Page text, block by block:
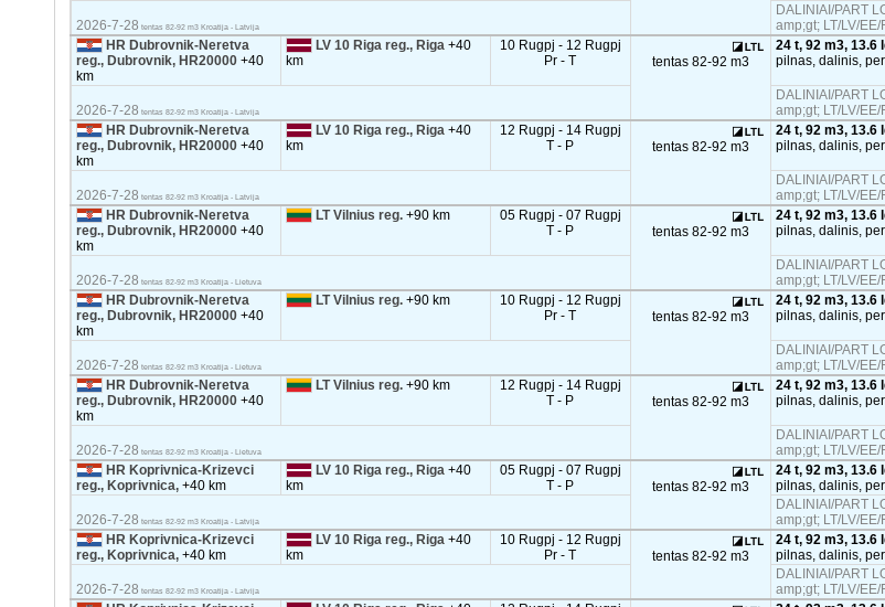
2026-7-28 tentas 82-92 m3 Kroatija - Latvija
DALINIAI/PART
amp;gt; LT/LV/EE/
HR Dubrovnik-Neretva
reg., Dubrovnik, HR20000 +40
km
LV 10 Riga reg., Riga +40
km
10 Rugpj - 12 Rugpj
Pr - T
tentas 82-92 m3
24 t, 92 m3, 13.6
pilnas, dalinis,
2026-7-28 tentas 82-92 m3 Kroatija - Latvija
DALINIAI/PART
amp;gt; LT/LV/EE/
HR Dubrovnik-Neretva
reg., Dubrovnik, HR20000 +40
km
LV 10 Riga reg., Riga +40
km
12 Rugpj - 14 Rugpj
T - P
tentas 82-92 m3
24 t, 92 m3, 13.6
pilnas, dalinis,
2026-7-28 tentas 82-92 m3 Kroatija - Latvija
DALINIAI/PART
amp;gt; LT/LV/EE/
HR Dubrovnik-Neretva
reg., Dubrovnik, HR20000 +40
km
LT Vilnius reg. +90 km
05 Rugpj - 07 Rugpj
T - P
tentas 82-92 m3
24 t, 92 m3, 13.6
pilnas, dalinis,
2026-7-28 tentas 82-92 m3 Kroatija - Lietuva
DALINIAI/PART
amp;gt; LT/LV/EE/
HR Dubrovnik-Neretva
reg., Dubrovnik, HR20000 +40
km
LT Vilnius reg. +90 km
10 Rugpj - 12 Rugpj
Pr - T
tentas 82-92 m3
24 t, 92 m3, 13.6
pilnas, dalinis,
2026-7-28 tentas 82-92 m3 Kroatija - Lietuva
DALINIAI/PART
amp;gt; LT/LV/EE/
HR Dubrovnik-Neretva
reg., Dubrovnik, HR20000 +40
km
LT Vilnius reg. +90 km
12 Rugpj - 14 Rugpj
T - P
tentas 82-92 m3
24 t, 92 m3, 13.6
pilnas, dalinis,
2026-7-28 tentas 82-92 m3 Kroatija - Lietuva
DALINIAI/PART
amp;gt; LT/LV/EE/
HR Koprivnica-Krizevci
reg., Koprivnica, +40 km
LV 10 Riga reg., Riga +40
km
05 Rugpj - 07 Rugpj
T - P
tentas 82-92 m3
24 t, 92 m3, 13.6
pilnas, dalinis,
2026-7-28 tentas 82-92 m3 Kroatija - Latvija
DALINIAI/PART
amp;gt; LT/LV/EE/
HR Koprivnica-Krizevci
reg., Koprivnica, +40 km
LV 10 Riga reg., Riga +40
km
10 Rugpj - 12 Rugpj
Pr - T
tentas 82-92 m3
24 t, 92 m3, 13.6
pilnas, dalinis,
2026-7-28 tentas 82-92 m3 Kroatija - Latvija
DALINIAI/PART
amp;gt; LT/LV/EE/